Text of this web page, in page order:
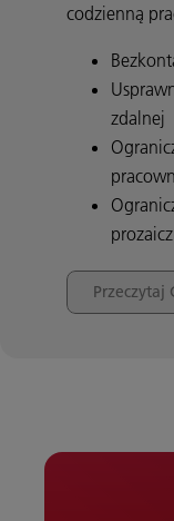
codzienną
zdalnej
Przeczytaj